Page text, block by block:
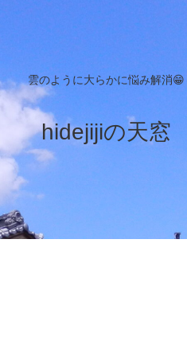
雲のように大らかに悩み解消😁
hidejijiの天窓